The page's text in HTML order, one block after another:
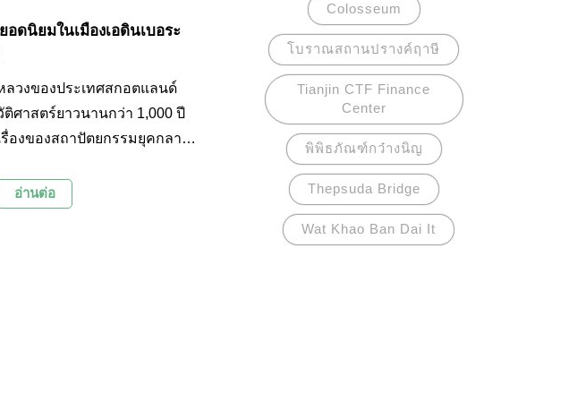
อดนิยมในเมืองเอดินเบอระ
ลวงของประเทศสกอตแลนด์
ศาสตร์ยาวนานกว่า 1,000 ปี
รื่องของสถาปัตยกรรมยุคกลาง
โลกในสหราชอาณาจักรที่ควร
ป็นอย่างมาก ไฮไลท์ของการ
อ่านต่อ
Colosseum
โบราณสถานปรางค์ฤาษี
Tianjin CTF Finance
Center
พิพิธภัณฑ์กว๋างนิญ
Thepsuda Bridge
Wat Khao Ban Dai It